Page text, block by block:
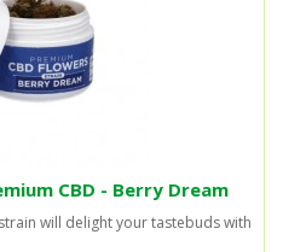
CBD - Berry Dream
will delight your tastebuds with